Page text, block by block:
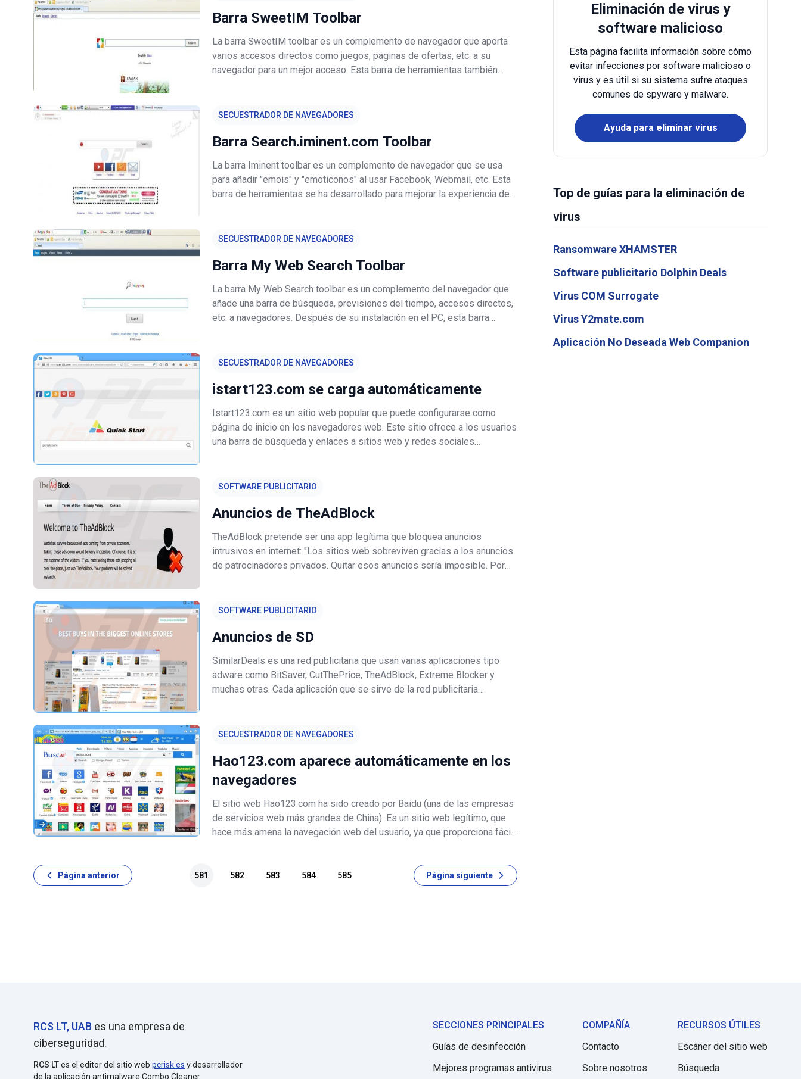
Barra SweetIM Toolbar
La barra SweetIM toolbar es un complemento de navegador que aporta
varios accesos directos como juegos, páginas de ofertas, etc. a su
navegador para un mejor acceso. Esta barra de herramientas también
SECUESTRADOR DE NAVEGADORES
Barra Search.iminent.com Toolbar
La barra Iminent toolbar es un complemento de navegador que se usa
para añadir "emois" y "emoticonos" al usar Facebook, Webmail, etc. Esta
barra de herramientas se ha desarrollado para mejorar la experiencia del
SECUESTRADOR DE NAVEGADORES
Barra My Web Search Toolbar
La barra My Web Search toolbar es un complemento del navegador que
añade una barra de búsqueda, previsiones del tiempo, accesos directos,
etc. a navegadores. Después de su instalación en el PC, esta barra
SECUESTRADOR DE NAVEGADORES
istart123.com se carga automáticamente
Istart123.com es un sitio web popular que puede configurarse como
página de inicio en los navegadores web. Este sitio ofrece a los usuarios
una barra de búsqueda y enlaces a sitios web y redes sociales
SOFTWARE PUBLICITARIO
Anuncios de TheAdBlock
TheAdBlock pretende ser una app legítima que bloquea anuncios
intrusivos en internet: "Los sitios web sobreviven gracias a los anuncios
de patrocinadores privados. Quitar esos anuncios sería imposible. Por
SOFTWARE PUBLICITARIO
Anuncios de SD
SimilarDeals es una red publicitaria que usan varias aplicaciones tipo
adware como BitSaver, CutThePrice, TheAdBlock, Extreme Blocker y
muchas otras. Cada aplicación que se sirve de la red publicitaria
SECUESTRADOR DE NAVEGADORES
Hao123.com aparece automáticamente en los
navegadores
El sitio web Hao123.com ha sido creado por Baidu (una de las empresas
de servicios web más grandes de China). Es un sitio web legítimo, que
hace más amena la navegación web del usuario, ya que proporciona fácil
Página anterior 581 582 583 584 585 Página siguiente
Eliminación de virus y
software malicioso
Esta página facilita información sobre cómo
evitar infecciones por software malicioso o
virus y es útil si su sistema sufre ataques
comunes de spyware y malware.
Ayuda para eliminar virus
Top de guías para la eliminación de
virus
Ransomware XHAMSTER
Software publicitario Dolphin Deals
Virus COM Surrogate
Virus Y2mate.com
Aplicación No Deseada Web Companion
RCS LT, UAB es una empresa de
ciberseguridad.
RCS LTes el editor del sitio web pcrisk.es y desarrollador
de la aplicación antimalware Combo Cleaner.
SECCIONES PRINCIPALES
Guías de desinfección
Mejores programas antivirus
COMPAÑÍA
Contacto
Sobre nosotros
RECURSOS ÚTILES
Escáner del sitio web
Búsqueda